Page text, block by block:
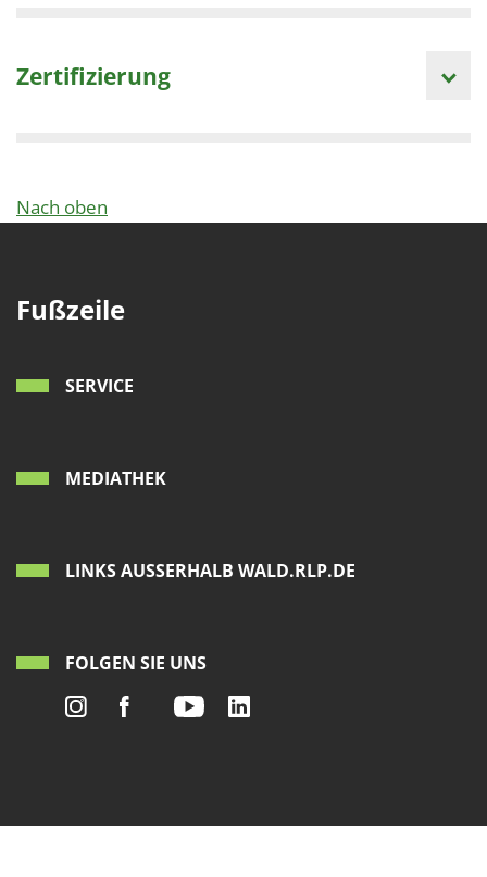
Zertifizierung
Nach oben
Fußzeile
SERVICE
MEDIATHEK
LINKS AUSSERHALB WALD.RLP.DE
FOLGEN SIE UNS